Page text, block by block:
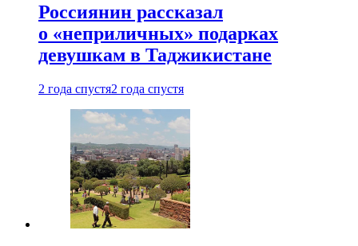
Россиянин рассказал
о «неприличных» подарках
девушкам в Таджикистане
2 года спустя2 года спустя